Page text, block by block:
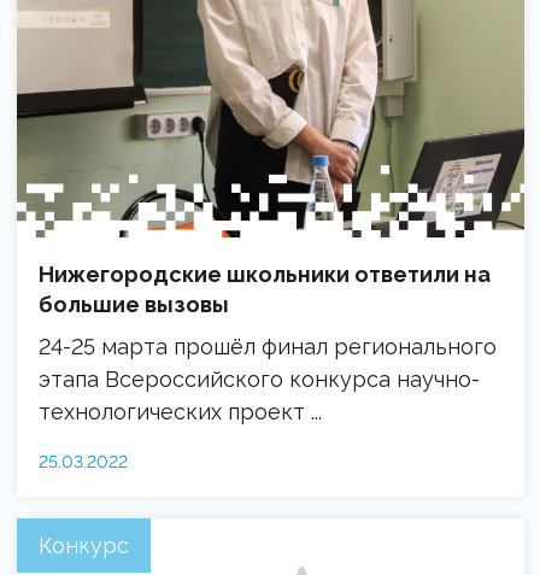
Нижегородские школьники ответили на
большие вызовы
24-25 марта прошёл финал регионального
этапа Всероссийского конкурса научно-
технологических проект ...
25.03.2022
Конкурс